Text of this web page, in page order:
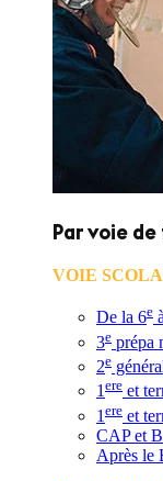
Par voie
VOIE
De la 6e
3e prépa
2e
1 ere et
1 ere et
CAP et
Après le